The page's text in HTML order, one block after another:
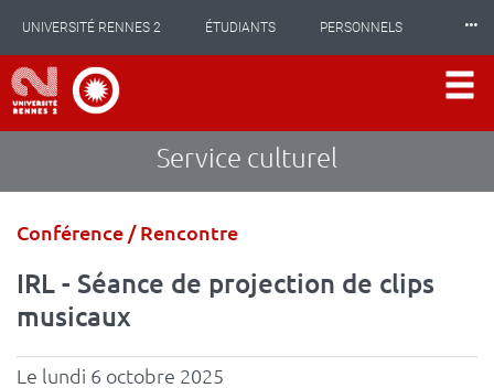
contenu
principal
UNIVERSITÉ RENNES 2 ÉTUDIANTS PERSONNELS
INTERNATIONAL
⸱⸱⸱
Service culturel
Type
Conférence / Rencontre
IRL - Séance de projection de clips
musicaux
Le lundi 6 octobre 2025